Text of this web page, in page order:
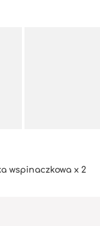
wspinaczkowa x 2